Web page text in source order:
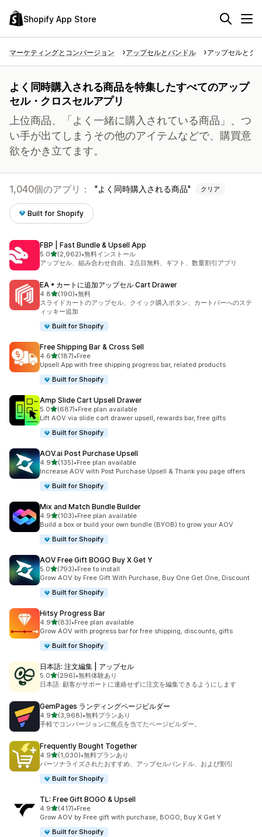
Shopify App Store
マーケティングとコンバージョン アップセルとバンドル アップセルとク
よく同時購入される商品を特集したすべてのアップ
セル・クロスセルアプリ
上位商品、「よく一緒に購入されている商品」、つ
い手が出てしまうその他のアイテムなどで、購買意
欲をかき立てます。
1,040個のアプリ： よく同時購入される商品 クリア
Built for Shopify
FBP | Fast Bundle & Upsell App
5.05つ星中
(2,962)
合計レビュー数：2962件
•無料インストール
アップセル、組み合わせ自由、2点目無料、ギフト、数量割引アプリ
EA • カートに追加アップセル Cart Drawer
4.85つ星中
(190)
合計レビュー数：190件
•無料
スライドカートのアップセル、クイック購入ボタン、カートバーへのステ
ィッキー追加
Built for Shopify
Free Shipping Bar & Cross Sell
4.65つ星中
(187)
合計レビュー数：187件
•Free
Upsell App with free shipping progress bar, related products
Built for Shopify
Amp Slide Cart Upsell Drawer
5.05つ星中
(687)
合計レビュー数：687件
•Free plan available
Lift AOV via slide cart drawer upsell, rewards bar, free gifts
Built for Shopify
AOV.ai Post Purchase Upsell
4.95つ星中
(135)
合計レビュー数：135件
•Free plan available
Increase AOV with Post Purchase Upsell & Thank you page offers
Built for Shopify
Mix and Match Bundle Builder
4.95つ星中
(103)
合計レビュー数：103件
•Free plan available
Build a box or build your own bundle (BYOB) to grow your AOV
Built for Shopify
AOV Free Gift BOGO Buy X Get Y
5.05つ星中
(793)
合計レビュー数：793件
•Free to install
Grow AOV by Free Gift With Purchase, Buy One Get One, Discount
Built for Shopify
Hitsy Progress Bar
4.95つ星中
(83)
合計レビュー数：83件
•Free plan available
Grow AOV with progress bar for free shipping, discounts, gifts
Built for Shopify
日本語: 注文編集 | アップセル
5.05つ星中
(296)
合計レビュー数：296件
•無料体験あり
日本語: 顧客がサポートに連絡せずに注文を編集できるようにします
GemPages ランディングページビルダー
4.95つ星中
(3,968)
合計レビュー数：3968件
•無料プランあり
手軽でコンバージョンに焦点を当てたページビルダー。
Frequently Bought Together
4.95つ星中
(1,030)
合計レビュー数：1030件
•無料プランあり
パーソナライズされたおすすめ、アップセルバンドル、および割引
Built for Shopify
TL: Free Gift BOGO & Upsell
4.95つ星中
(417)
合計レビュー数：417件
•Free
Grow AOV by Free gift with purchase, BOGO, Buy X Get Y
Built for Shopify